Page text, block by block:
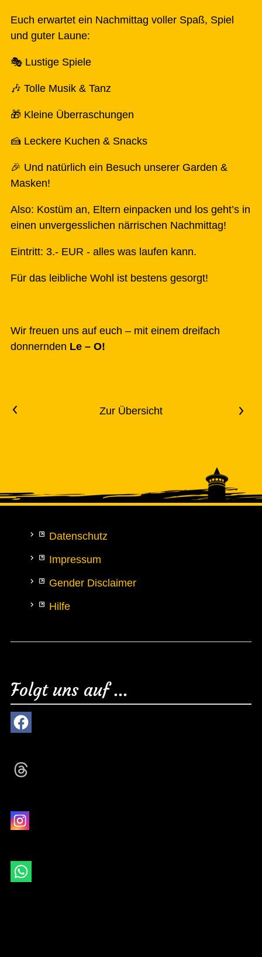
Euch erwartet ein Nachmittag voller Spaß, Spiel
und guter Laune:
🎭 Lustige Spiele
🎶 Tolle Musik & Tanz
🎁 Kleine Überraschungen
🍰 Leckere Kuchen & Snacks
🎉 Und natürlich ein Besuch unserer Garden &
Masken!
Also: Kostüm an, Eltern einpacken und los geht’s in
einen unvergesslichen närrischen Nachmittag!
Eintritt: 3.- EUR - alles was laufen kann.
Für das leibliche Wohl ist bestens gesorgt!
Wir freuen uns auf euch – mit einem dreifach
donnernden Le – O!
< Zur Übersicht >
Datenschutz
Impressum
Gender Disclaimer
Hilfe
Folgt uns auf ...